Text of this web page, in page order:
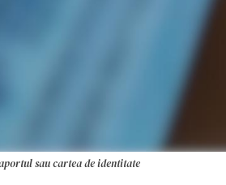
sau cartea de identitate